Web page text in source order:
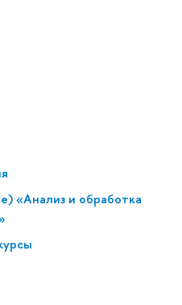
«Анализ и обработка